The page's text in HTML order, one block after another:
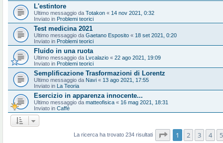
L'estintore
Ultimo messaggio da Totakon « 14 nov 2021, 0:32
Inviato in Problemi teorici
Test medicina 2021
Ultimo messaggio da Gaetano Esposito « 18 set 2021, 0:20
Inviato in Problemi teorici
Fluido in una ruota
Ultimo messaggio da Lvcalazio « 22 ago 2021, 19:09
Inviato in Problemi teorici
Semplificazione Trasformazioni di Lorentz
Ultimo messaggio da Navi « 13 ago 2021, 17:55
Inviato in La Teoria
Esercizio in apparenza innocente...
Ultimo messaggio da matteofisica « 16 mag 2021, 18:31
Inviato in Caffè
La ricerca ha trovato 234 risultati Pagina1 di10
1 2 3 4 5